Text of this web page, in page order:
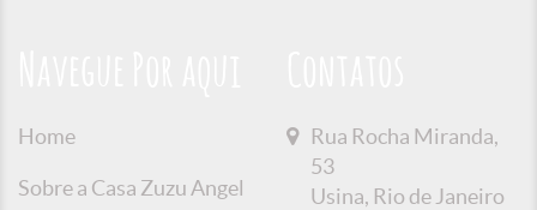
Home
Sobre a Casa Zuzu Angel
Rua Rocha Miranda,
53
Usina, Rio de Janeiro